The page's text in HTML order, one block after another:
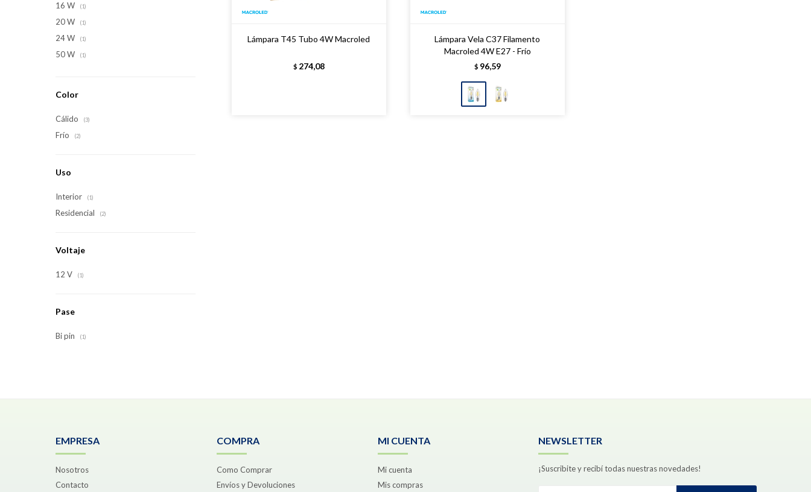
Lámpara T45 Tubo 4W Macroled
$ 274,08
Lámpara Vela C37 Filamento
Macroled 4W E27 - Frío
$ 96,59
16 W (1)
20 W (1)
24 W (1)
50 W (1)
Color
Cálido (3)
Frío (2)
Uso
Interior (1)
Residencial (2)
Voltaje
12 V (1)
Pase
Bi pin (1)
EMPRESA
Nosotros
Contacto
COMPRA
Como Comprar
Envíos y Devoluciones
MI CUENTA
Mi cuenta
Mis compras
NEWSLETTER
¡Suscribite y recibí todas nuestras novedades!